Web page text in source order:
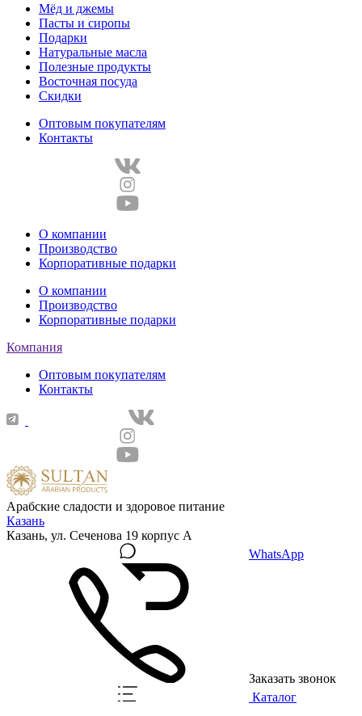
Мёд и джемы
Пасты и сиропы
Подарки
Натуральные масла
Полезные продукты
Восточная посуда
Скидки
Оптовым покупателям
Контакты
О компании
Производство
Корпоративные подарки
О компании
Производство
Корпоративные подарки
Компания
Оптовым покупателям
Контакты
Арабские сладости и здоровое питание
Казань
Казань, ул. Сеченова 19 корпус А
WhatsApp
Заказать звонок
Каталог